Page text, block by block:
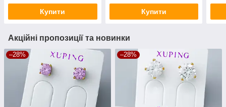
Купити Купити
Акційні пропозиції та новинки
–28% –28%